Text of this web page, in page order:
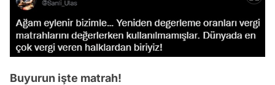
Buyurun işte matrah!